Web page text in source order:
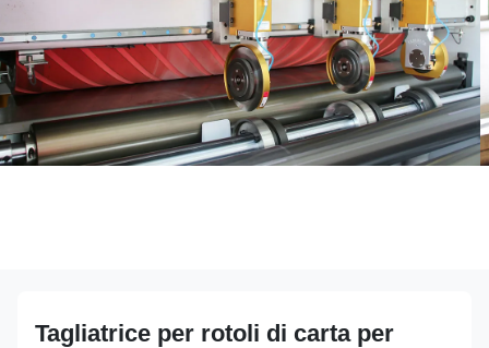
Tagliatrice per rotoli di carta per